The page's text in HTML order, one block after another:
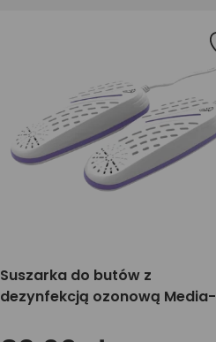
Suszarka do butów z
dezynfekcją ozonową Media-